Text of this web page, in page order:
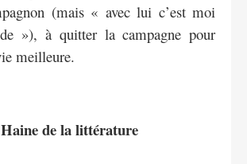
(mais « avec lui c’est moi
»), à quitter la campagne pour
meilleure.
Haine de la littérature